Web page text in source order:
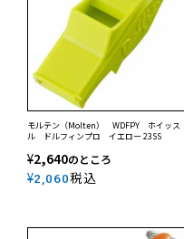
モルテン（Molten） WDFPY ホイッス
ル ドルフィンプロ イエロー 23SS
¥2,640のところ
¥2,060税込